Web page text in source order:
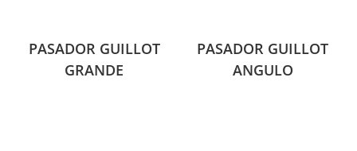
PASADOR GUILLOT
GRANDE
PASADOR GUILLOT
ANGULO